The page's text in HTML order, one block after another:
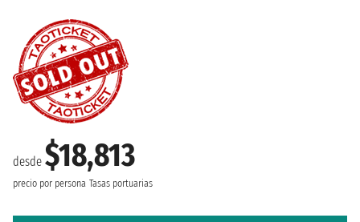
desde $18,813
precio por persona Tasas portuarias